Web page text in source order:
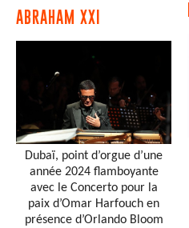
ABRAHAM XXI
Dubaï, point d’orgue d’une
année 2024 flamboyante
avec le Concerto pour la
paix d’Omar Harfouch en
présence d’Orlando Bloom